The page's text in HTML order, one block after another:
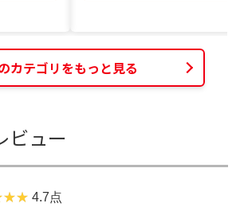
カテゴリをもっと見る
ビュー
4.7点